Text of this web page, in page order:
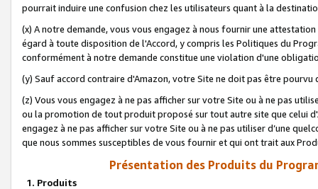
pourrait induire une confusion chez les utilisateurs quant à la
(x) A notre demande, vous vous engagez à nous fournir une
égard à toute disposition de l'Accord, y compris les Politiques du
conformément à notre demande constitue une violation d'une
(y) Sauf accord contraire d'Amazon, votre Site ne doit pas être
(z) Vous vous engagez à ne pas afficher sur votre Site ou à ne pas
ou la promotion de tout produit proposé sur tout autre site que celui
engagez à ne pas afficher sur votre Site ou à ne pas utiliser d’une
que nous sommes susceptibles de vous fournir et qui ont trait aux
Présentation des Produits du
1. Produits